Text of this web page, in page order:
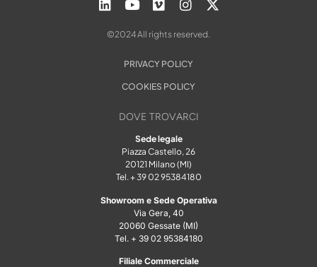
©2024 All rights reserved.
PRIVACY POLICY
COOKIES POLICY
DOVE TROVARCI
Sede legale
Piazza Castello, 26
20121 Milano (MI)
Tel. + 39 02 95384180
Showroom e Sede Operativa
Via Gera, 40
20060 Gessate (MI)
Tel. + 39 02 95384180
Filiale Commerciale